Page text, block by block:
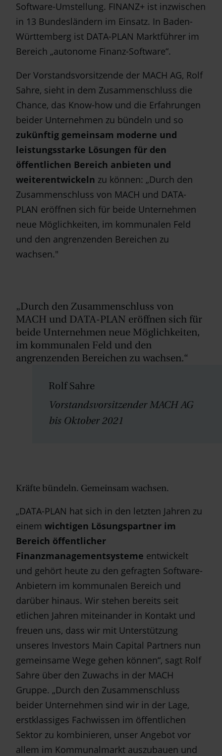
Software-Umstellung. FINANZ+ ist inzwischen
in 13 Bundesländern im Einsatz. In Baden-
Württemberg ist DATA-PLAN Marktführer im
Bereich „autonome Finanz-Software“.
Der Vorstandsvorsitzende der MACH AG, Rolf
Sahre, sieht in dem Zusammenschluss die
Chance, das Know-how und die Erfahrungen
beider Unternehmen zu bündeln und so
zukünftig gemeinsam moderne und
leistungsstarke Lösungen für den
öffentlichen Bereich anbieten und
weiterentwickeln zu können: „Durch den
Zusammenschluss von MACH und DATA-
PLAN eröffnen sich für beide Unternehmen
neue Möglichkeiten, im kommunalen Feld
und den angrenzenden Bereichen zu
wachsen."
„Durch den Zusammenschluss von
MACH und DATA-PLAN eröffnen sich für
beide Unternehmen neue Möglichkeiten,
im kommunalen Feld und den
angrenzenden Bereichen zu wachsen.“
Rolf Sahre
Vorstandsvorsitzender MACH AG
bis Oktober 2021
Kräfte bündeln. Gemeinsam wachsen.
„DATA-PLAN hat sich in den letzten Jahren zu
einemwichtigen Lösungspartner im
Bereich öffentlicher
Finanzmanagementsysteme entwickelt
und gehört heute zu den gefragten Software-
Anbietern im kommunalen Bereich und
darüber hinaus. Wir stehen bereits seit
etlichen Jahren miteinander in Kontakt und
freuen uns, dass wir mit Unterstützung
unseres Investors Main Capital Partners nun
gemeinsame Wege gehen können“, sagt Rolf
Sahre über den Zuwachs in der MACH
Gruppe. „Durch den Zusammenschluss
beider Unternehmen sind wir in der Lage,
erstklassiges Fachwissen im öffentlichen
Sektor zu kombinieren, unser Angebot vor
allem im Kommunalmarkt auszubauen und